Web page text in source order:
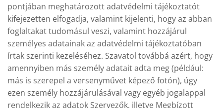
pontjában meghatározott adatvédelmi tájékoztatót
kifejezetten elfogadja, valamint kijelenti, hogy az abban
foglaltakat tudomásul veszi, valamint hozzájárul
személyes adatainak az adatvédelmi tájékoztatóban
írtak szerinti kezeléséhez. Szavatol továbbá azért, hogy
amennyiben más személy adatait adta meg (például:
más is szerepel a versenyművet képező fotón), úgy
ezen személy hozzájárulásával vagy egyéb jogalappal
rendelkezik az adatok Szervezők, illetve Megbízott